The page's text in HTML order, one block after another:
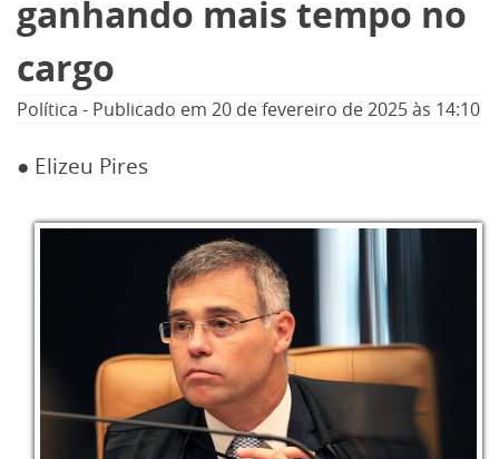
Informe especial
ganhando mais tempo no
cargo
Política - Publicado em 20 de fevereiro de 2025às 14:10
● Elizeu Pires